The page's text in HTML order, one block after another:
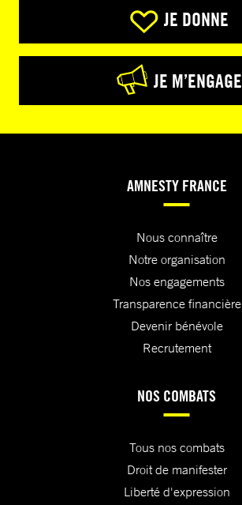
JE DONNE
JE M’ENGAGE
AMNESTY FRANCE
Nous connaître
Notre organisation
Nos engagements
Transparence financière
Devenir bénévole
Recrutement
NOS COMBATS
Tous nos combats
Droit de manifester
Liberté d'expression